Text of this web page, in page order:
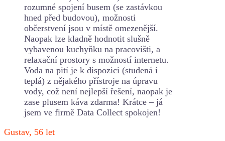
rozumné spojení busem (se zastávkou
hned před budovou), možnosti
občerstvení jsou v místě omezenější.
Naopak lze kladně hodnotit slušně
vybavenou kuchyňku na pracovišti, a
relaxační prostory s možností internetu.
Voda na pití je k dispozici (studená i
teplá) z nějakého přístroje na úpravu
vody, což není nejlepší řešení, naopak je
zase plusem káva zdarma! Krátce – já
jsem ve firmě Data Collect spokojen!
Gustav, 56 let